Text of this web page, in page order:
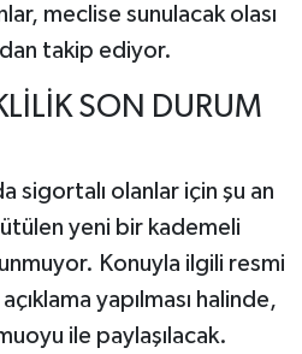
meclise sunulacak olası
takip ediyor.
SON DURUM
sigortalı olanlar için şu an
yeni bir kademeli
Konuyla ilgili resmi
yapılması halinde,
ile paylaşılacak.